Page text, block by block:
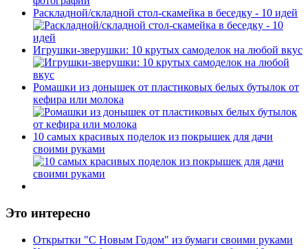
Раскладной/складной стол-скамейка в беседку - 10 идей
Игрушки-зверушки: 10 крутых самоделок на любой вкус
Ромашки из донышек от пластиковых белых бутылок от
кефира или молока
10 самых красивых поделок из покрышек для дачи
своими руками
Это интересно
Открытки "С Новым Годом" из бумаги своими руками